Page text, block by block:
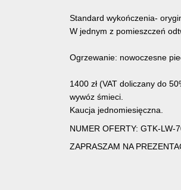
Standard wykończenia-
W jednym z pomieszczeń
Ogrzewanie: nowoczesne
1400 zł (VAT doliczany do
wywóz śmieci.
Kaucja jednomiesięczna.
NUMER OFERTY: GTK-LW-
ZAPRASZAM NA